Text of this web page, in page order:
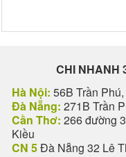
CHI NHANH
Hà Nội: 56B Trần
Đà Nẵng: 271B Trần
Cần Thơ: 266 đường
Kiều
CN 5Đà Nẵng 32 Lê